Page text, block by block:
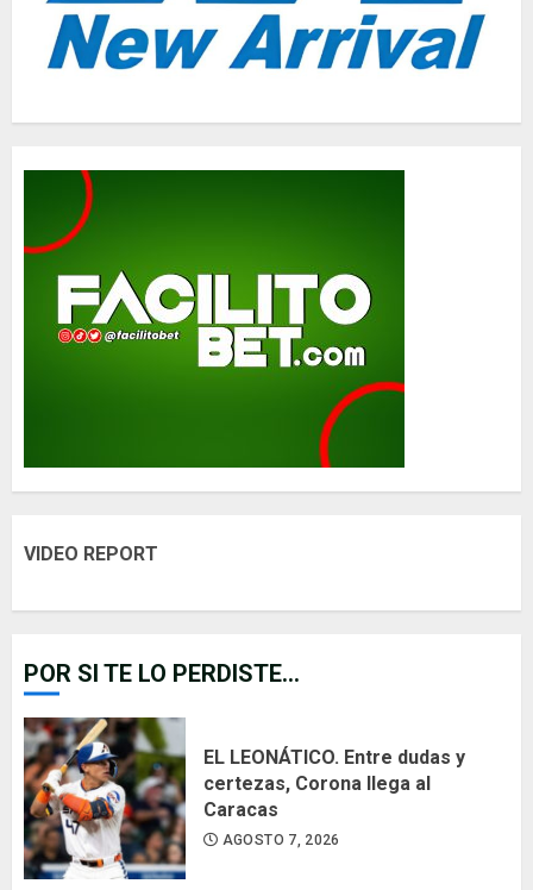
VIDEO REPORT
POR SI TE LO PERDISTE...
EL LEONÁTICO. Entre dudas y
certezas, Corona llega al
Caracas
AGOSTO 7, 2026